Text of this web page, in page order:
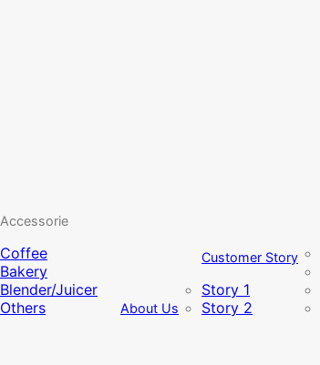
Accessorie
Coffee
Bakery
Blender/Juicer
Others
About Us
Customer Story
Story 1
Story 2